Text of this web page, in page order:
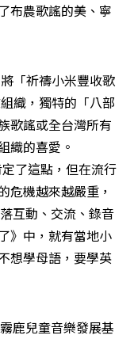
布農歌謠的美、寧
「祈禱小米豐收歌
織，獨特的「八部
歌謠或全台灣所有
織的喜愛。
了這點，但在流行
危機越來越嚴重，
互動、交流、錄音
》中，就有當地小
想學母語，要學英
鹿兒童音樂發展基